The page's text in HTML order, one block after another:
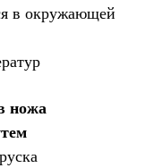
в окружающей
ножа